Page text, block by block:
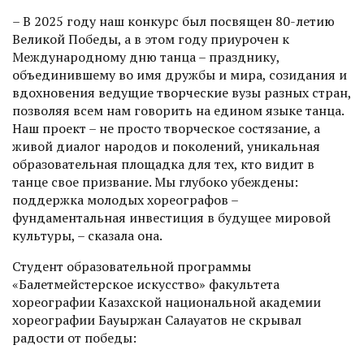
– В 2025 году наш конкурс был посвящен 80-летию
Великой Победы, а в этом году приурочен к
Международному дню танца – празднику,
объединившему во имя дружбы и мира, созидания и
вдохновения ведущие творческие вузы разных стран,
позволяя всем нам говорить на едином языке танца.
Наш проект – не просто творческое состязание, а
живой диалог народов и поколений, уникальная
образовательная площадка для тех, кто видит в
танце свое призвание. Мы глубоко убеждены:
поддержка молодых хореографов –
фундаментальная инвестиция в будущее мировой
культуры, – сказала она.
Студент образовательной программы
«Балетмейстерское искусство» факультета
хореографии Казахской национальной академии
хореографии Бауыржан Салауатов не скрывал
радости от победы: